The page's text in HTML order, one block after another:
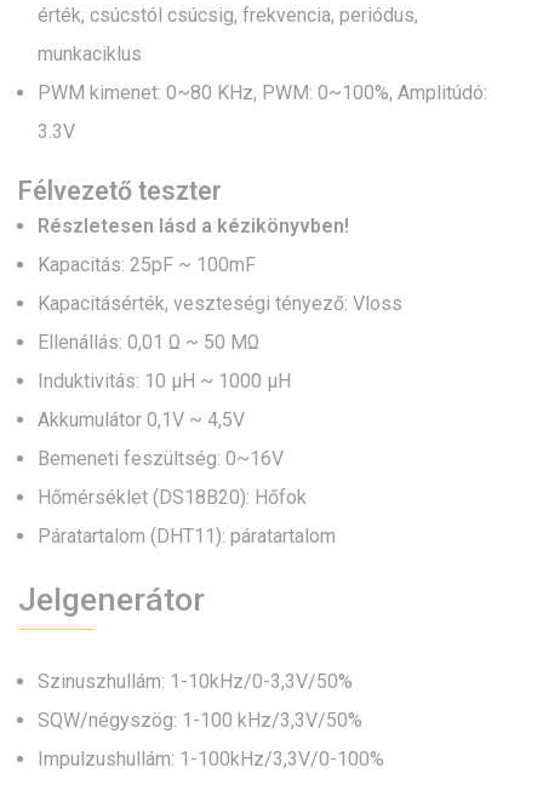
érték, csúcstól csúcsig, frekvencia, periódus,
munkaciklus
PWM kimenet: 0~80 KHz, PWM: 0~100%, Amplitúdó:
3.3V
Félvezető teszter
Részletesen lásd a kézikönyvben!
Kapacitás: 25pF ~ 100mF
Kapacitásérték, veszteségi tényező: Vloss
Ellenállás: 0,01 Ω ~ 50 MΩ
Induktivitás: 10 µH ~ 1000 µH
Akkumulátor 0,1V ~ 4,5V
Bemeneti feszültség: 0~16V
Hőmérséklet (DS18B20): Hőfok
Páratartalom (DHT11): páratartalom
Jelgenerátor
Szinuszhullám: 1-10kHz/0-3,3V/50%
SQW/négyszög: 1-100 kHz/3,3V/50%
Impulzushullám: 1-100kHz/3,3V/0-100%